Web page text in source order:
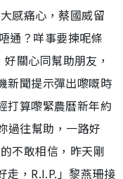
感痛心，蔡國威留
通？咩事要揀呢條
關心同幫助朋友，
新聞提示彈出嚟嘅時
打算嚟緊農曆新年約
過往幫助，一路好
不敢相信，昨天剛
走，R.I.P.」黎燕珊接